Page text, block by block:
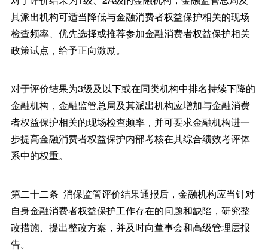
其派出机构可适当降低与金融消费者权益保护相关的现场
检查频率、优先选择或推荐参加金融消费者权益保护相关
政策试点，给予正向激励。
对于评价结果为3级及以下或在同类机构中排名持续下降的
金融机构，金融监管总局及其派出机构应增加与金融消费
者权益保护相关的现场检查频率，并可要求金融机构进一
步提高金融消费者权益保护内部考核在其综合绩效考评体
系中的权重。
第二十二条 消保监管评价结果通报后，金融机构应当针对
自身金融消费者权益保护工作存在的问题和缺陷，研究整
改措施、提出整改方案，并及时向董事会和高级管理层报
告。